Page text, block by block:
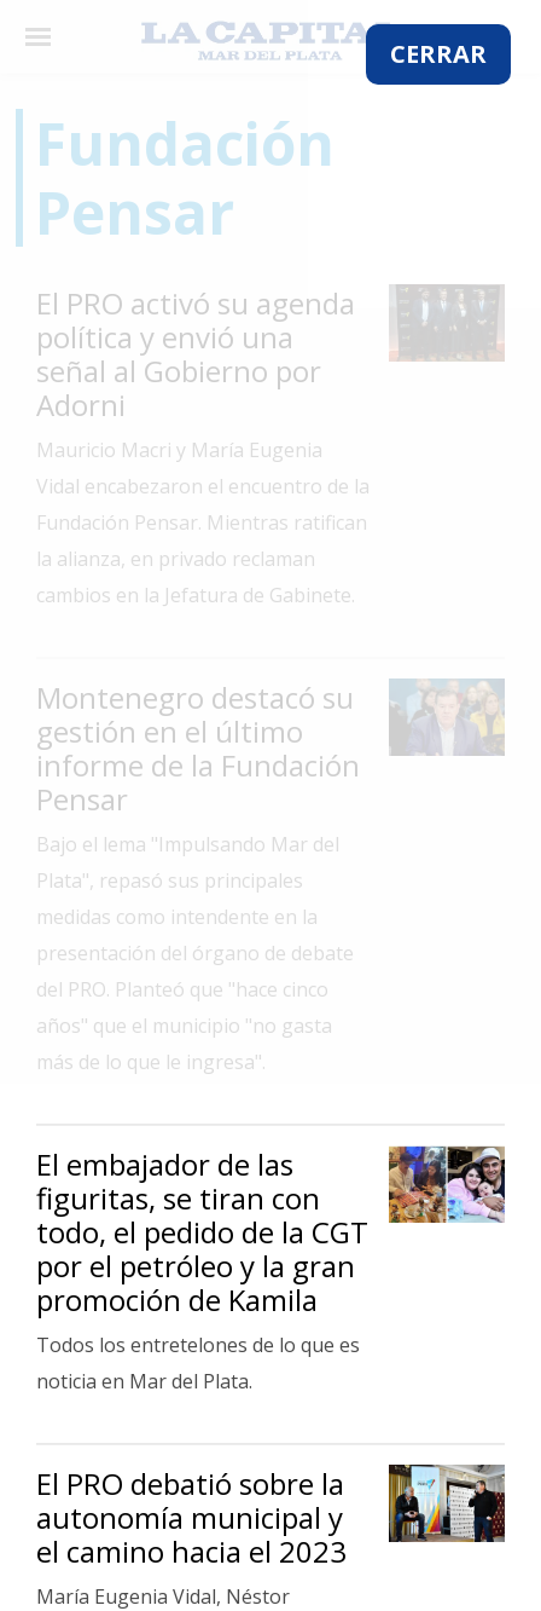
CERRAR
×
País
La
Zona
Cultura
Tecnología
Gastronomía
Salud
General
Deportes
Arte
y
Espectáculos
Policiales
Cartelera
Fotos
de
Familia
Clasificados
Fundación
Pensar
El PRO activó su agenda
política y envió una
señal al Gobierno por
Adorni
Mauricio Macri y María Eugenia
Vidal encabezaron el encuentro de la
Fundación Pensar. Mientras ratifican
la alianza, en privado reclaman
cambios en la Jefatura de Gabinete.
Montenegro destacó su
gestión en el último
informe de la Fundación
Pensar
Bajo el lema "Impulsando Mar del
Plata", repasó sus principales
medidas como intendente en la
presentación del órgano de debate
del PRO. Planteó que "hace cinco
años" que el municipio "no gasta
más de lo que le ingresa".
El embajador de las
figuritas, se tiran con
todo, el pedido de la CGT
por el petróleo y la gran
promoción de Kamila
Todos los entretelones de lo que es
noticia en Mar del Plata.
El PRO debatió sobre la
autonomía municipal y
el camino hacia el 2023
María Eugenia Vidal, Néstor